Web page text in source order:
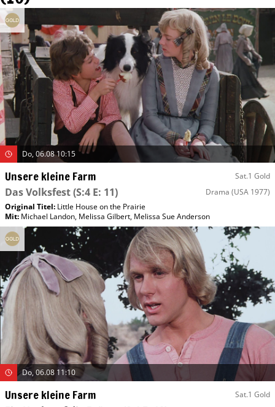
Do, 06.08 10:15
Unsere kleine Farm Sat.1 Gold
Das Volksfest(S:4 E: 11) Drama (USA 1977)
Original Titel: Little House on the Prairie
Mit: Michael Landon, Melissa Gilbert, Melissa Sue Anderson
Do, 06.08 11:10
Unsere kleine Farm Sat.1 Gold